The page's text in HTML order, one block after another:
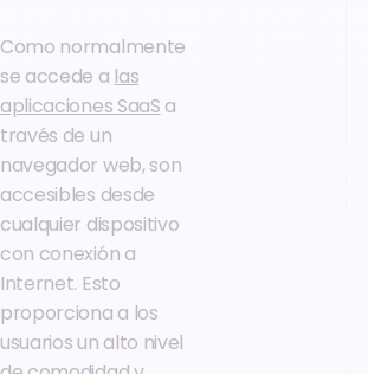
Como normalmente
se accede a las
aplicaciones SaaS a
través de un
navegador web, son
accesibles desde
cualquier dispositivo
con conexión a
Internet. Esto
proporciona a los
usuarios un alto nivel